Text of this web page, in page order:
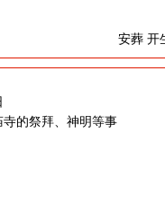
安葬 开
寺的祭拜、神明等事